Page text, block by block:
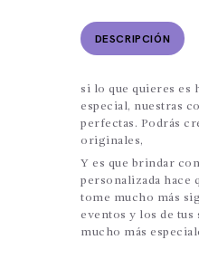
DESCRIPCIÓN
si lo que quieres es
especial, nuestras
perfectas. Podrás
originales,
Y es que brindar
personalizada hace
tome mucho más
eventos y los de tus
mucho más